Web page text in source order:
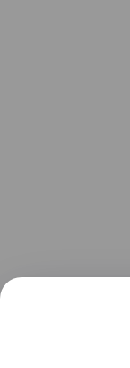
частотой
25G590B —